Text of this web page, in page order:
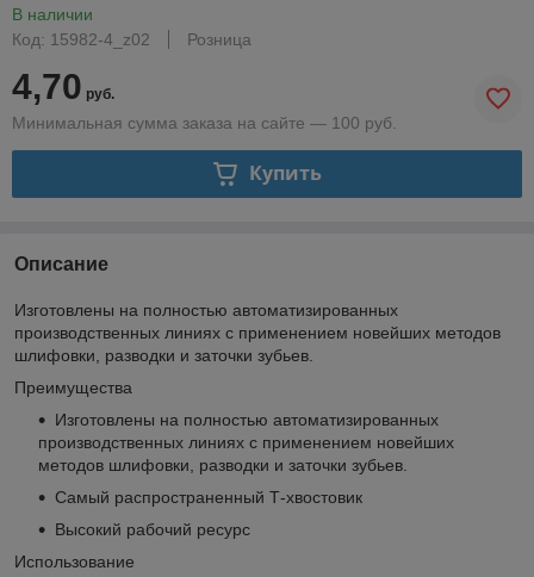
В наличии
Код: 15982-4_z02
Розница
4,70 руб.
Минимальная сумма заказа на сайте — 100 руб.
Купить
Описание
Изготовлены на полностью автоматизированных
производственных линиях с применением новейших методов
шлифовки, разводки и заточки зубьев.
Преимущества
Изготовлены на полностью автоматизированных
производственных линиях с применением новейших
методов шлифовки, разводки и заточки зубьев.
Самый распространенный Т-хвостовик
Высокий рабочий ресурс
Использование